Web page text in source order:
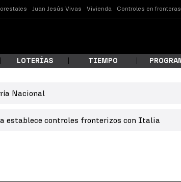
Juan Jesús Vivas Vivienda Controles en fronteras
estás buscando?
LOTERÍAS TIEMPO
Nacional
establece controles fronterizos con Italia